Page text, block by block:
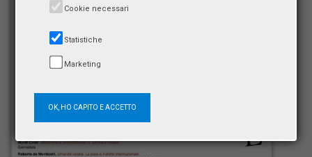
Cookie necessari
Statistiche
Marketing
OK, HO CAPITO E ACCETTO